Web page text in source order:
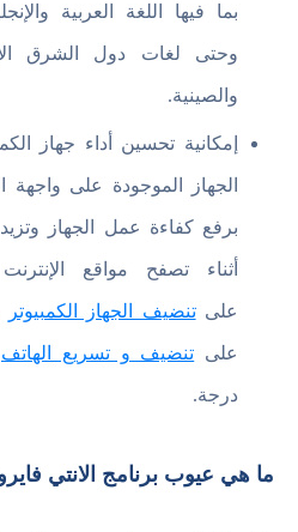
بما فيها اللغة العربية
وحتى لغات دول الشرق
والصينية.
إمكانية تحسين أداء جهاز
الجهاز الموجودة على واجهة
برفع كفاءة عمل الجهاز
أثناء تصفح مواقع
علىتنضيف الجهاز الكمبيوتر
على تنضيف و تسريع الهاتف
درجة.
ما هي عيوب برنامج الانتي